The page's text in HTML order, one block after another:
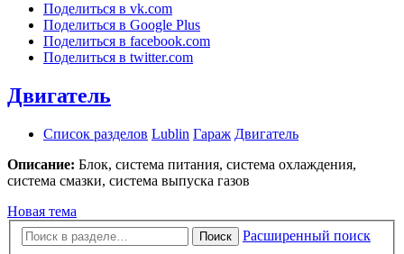
Поделиться в vk.com
Поделиться в Google Plus
Поделиться в facebook.com
Поделиться в twitter.com
Двигатель
Список разделов Lublin Гараж Двигатель
Описание: Блок, система питания, система охлаждения,
система смазки, система выпуска газов
Новая тема
Поиск
Расширенный поиск